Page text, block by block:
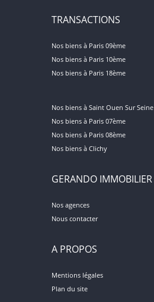
TRANSACTIONS
Nos biens à Paris 09ème
Nos biens à Paris 10ème
Nos biens à Paris 18ème
Nos biens à Saint Ouen Sur Seine
Nos biens à Paris 07ème
Nos biens à Paris 08ème
Nos biens à Clichy
GERANDO IMMOBILIER
Nos agences
Nous contacter
A PROPOS
Mentions légales
Plan du site